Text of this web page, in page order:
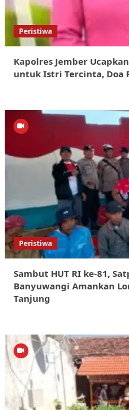
Peristiwa
Kapolres Jember
untuk Istri Tercinta, Doa
Peristiwa
Sambut HUT RI ke-81,
Banyuwangi Amankan
Tanjung